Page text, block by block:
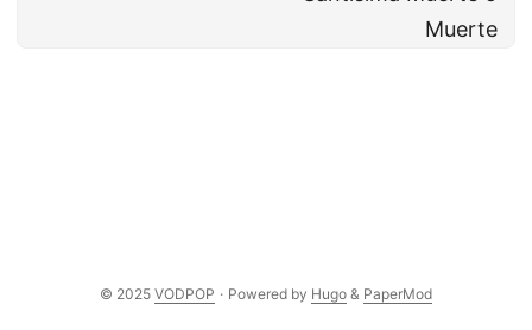
Muerte
© 2025 VODPOP · Powered by Hugo & PaperMod